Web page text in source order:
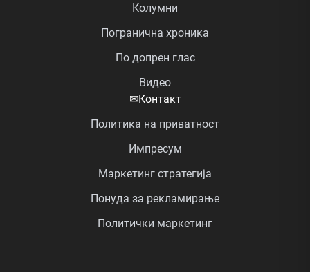
Колумни
Погранична хроника
По допрен глас
Видео
✉Контакт
Политика на приватност
Импресум
Маркетинг стратегија
Понуда за рекламирање
Политички маркетинг